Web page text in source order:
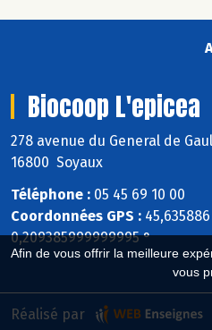
Afin de vous offrir la meilleure
vous
Biocoop L'epicea
278 avenue du General de
16800 Soyaux
Téléphone : 05 45 69 10 00
Coordonnées GPS :
0,209385999999995 °
Réalisé par